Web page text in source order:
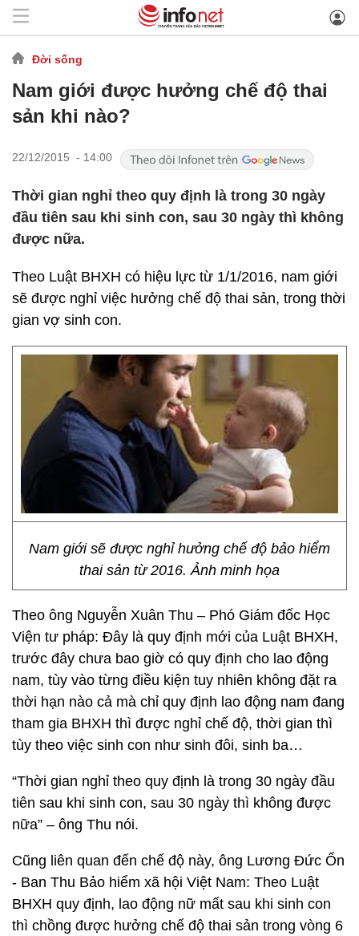
Đời sống
Nam giới được hưởng chế độ thai
sản khi nào?
22/12/2015 - 14:00
Thời gian nghỉ theo quy định là trong 30 ngày
đầu tiên sau khi sinh con, sau 30 ngày thì không
được nữa.
Theo Luật BHXH có hiệu lực từ 1/1/2016, nam giới
sẽ được nghỉ việc hưởng chế độ thai sản, trong thời
gian vợ sinh con.
Nam giới sẽ được nghỉ hưởng chế độ bảo hiểm
thai sản từ 2016. Ảnh minh họa
Theo ông Nguyễn Xuân Thu – Phó Giám đốc Học
Viện tư pháp: Đây là quy định mới của Luật BHXH,
trước đây chưa bao giờ có quy định cho lao động
nam, tùy vào từng điều kiện tuy nhiên không đặt ra
thời hạn nào cả mà chỉ quy định lao động nam đang
tham gia BHXH thì được nghỉ chế độ, thời gian thì
tùy theo việc sinh con như sinh đôi, sinh ba…
“Thời gian nghỉ theo quy định là trong 30 ngày đầu
tiên sau khi sinh con, sau 30 ngày thì không được
nữa” – ông Thu nói.
Cũng liên quan đến chế độ này, ông Lương Đức Ổn
- Ban Thu Bảo hiểm xã hội Việt Nam: Theo Luật
BHXH quy định, lao động nữ mất sau khi sinh con
thì chồng được hưởng chế độ thai sản trong vòng 6